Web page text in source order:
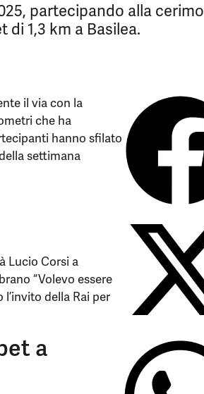
partecipando alla
1,3 km a Basilea.
il via con la
che ha
hanno sfilato
settimana
Lucio Corsi a
“Volevo essere
della Rai per
a